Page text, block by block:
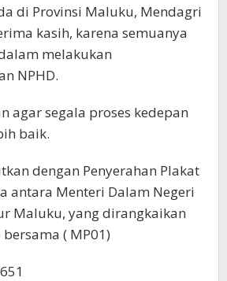
di Provinsi Maluku, Mendagri
kasih, karena semuanya
melakukan
NPHD.
agar segala proses kedepan
baik.
dengan Penyerahan Plakat
antara Menteri Dalam Negeri
Maluku, yang dirangkaikan
( MP01)